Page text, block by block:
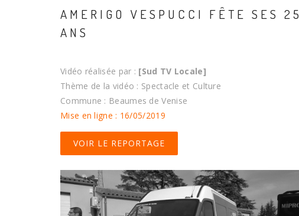
AMERIGO VESPUCCI FÊTE SES 25
ANS
Vidéo réalisée par : [Sud TV Locale]
Thème de la vidéo : Spectacle et Culture
Commune : Beaumes de Venise
Mise en ligne : 16/05/2019
VOIR LE REPORTAGE